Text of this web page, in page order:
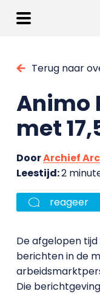
Terug naar
Animo
met
DoorArchief
Leestijd:2
reageer
De afgelopen
berichten in de
Die